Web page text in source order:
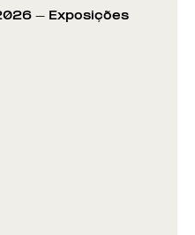
- Exposições